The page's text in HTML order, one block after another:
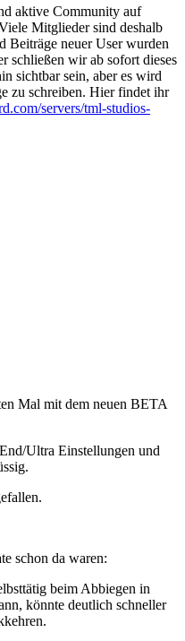
aktive Community auf
Mitglieder sind deshalb
Beiträge neuer User wurden
schließen wir ab sofort dieses
sichtbar sein, aber es wird
zu schreiben. Hier findet ihr
servers/tml-studios-
Mal mit dem neuen BETA
Ultra Einstellungen und
schon da waren:
beim Abbiegen in
könnte deutlich schneller